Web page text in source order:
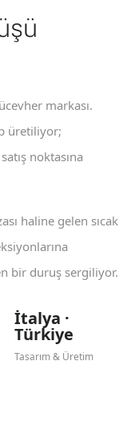
markası.
üretiliyor;
noktasına
haline gelen sıcak
bir duruş sergiliyor.
İtalya ·
Türkiye
Tasarım & Üretim